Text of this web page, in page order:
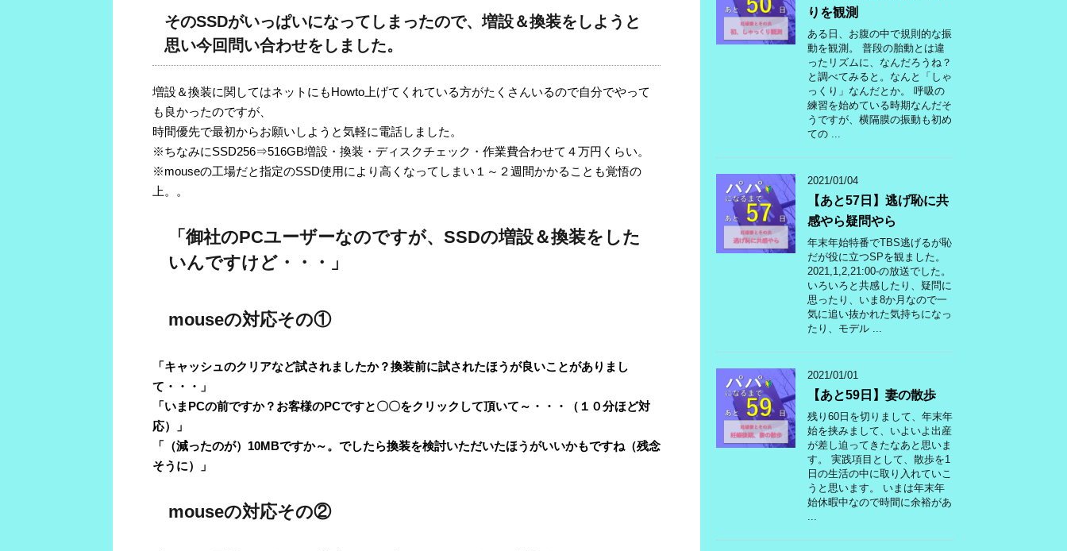
そのSSDがいっぱいになってしまったので、増設＆換装をしようと
思い今回問い合わせをしました。
増設＆換装に関してはネットにもHowto上げてくれている方がたくさんいるので自分でやって
も良かったのですが、
時間優先で最初からお願いしようと気軽に電話しました。
※ちなみにSSD256⇒516GB増設・換装・ディスクチェック・作業費合わせて４万円くらい。
※mouseの工場だと指定のSSD使用により高くなってしまい１～２週間かかることも覚悟の
上。。
「御社のPCユーザーなのですが、SSDの増設＆換装をした
いんですけど・・・」
mouseの対応その①
「キャッシュのクリアなど試されましたか？換装前に試されたほうが良いことがありまし
て・・・」
「いまPCの前ですか？お客様のPCですと〇〇をクリックして頂いて～・・・（１０分ほど対
応）」
「（減ったのが）10MBですか～。でしたら換装を検討いただいたほうがいいかもですね（残念
そうに）」
mouseの対応その②
りを観測
ある日、お腹の中で規則的な振
動を観測。 普段の胎動とは違
ったリズムに、なんだろうね？
と調べてみると。なんと「しゃ
っくり」なんだとか。 呼吸の
練習を始めている時期なんだそ
うですが、横隔膜の振動も初め
ての ...
2021/01/04
【あと57日】逃げ恥に共
感やら疑問やら
年末年始特番でTBS逃げるが恥
だが役に立つSPを観ました。
2021,1,2,21:00-の放送でした。
いろいろと共感したり、疑問に
思ったり、いま8か月なので一
気に追い抜かれた気持ちになっ
たり、モデル ...
2021/01/01
【あと59日】妻の散歩
残り60日を切りまして、年末年
始を挟みまして、いよいよ出産
が差し迫ってきたなあと思いま
す。 実践項目として、散歩を1
日の生活の中に取り入れていこ
うと思います。 いまは年末年
始休暇中なので時間に余裕があ
...